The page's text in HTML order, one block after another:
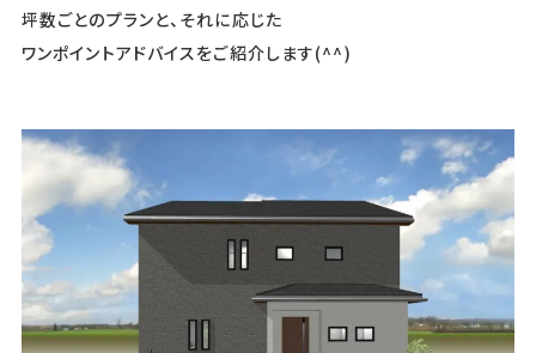
坪数ごとのプランと、それに応じた
ワンポイントアドバイスをご紹介します(^^)